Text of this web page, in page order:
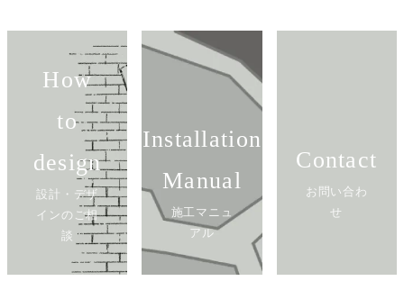
How
to
design
設計・デザ
インのご相
談
Installation
Manual
施工マニュ
アル
Contact
お問い合わ
せ